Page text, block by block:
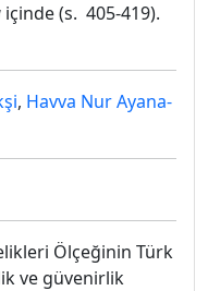
içinde (s. 405-419).
, Havva Nur Ayana-
Ölçeğinin Türk
ve güvenirlik